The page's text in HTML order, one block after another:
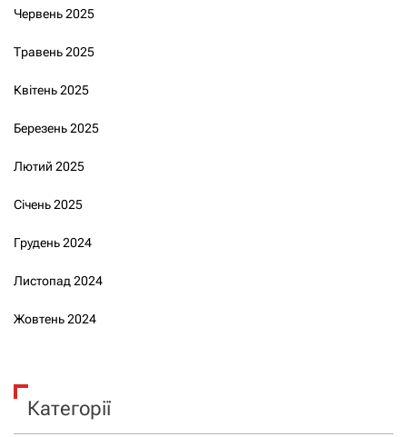
Червень 2025
Травень 2025
Квітень 2025
Березень 2025
Лютий 2025
Січень 2025
Грудень 2024
Листопад 2024
Жовтень 2024
Категорії